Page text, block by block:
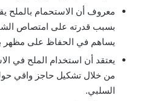
معروف أن الاستحمام بالملح
بسبب قدرته على امتصاص
يساهم في الحفاظ على مظهر
يعتقد أن استخدام الملح في
من خلال تشكيل حاجز واقي
السلبي.